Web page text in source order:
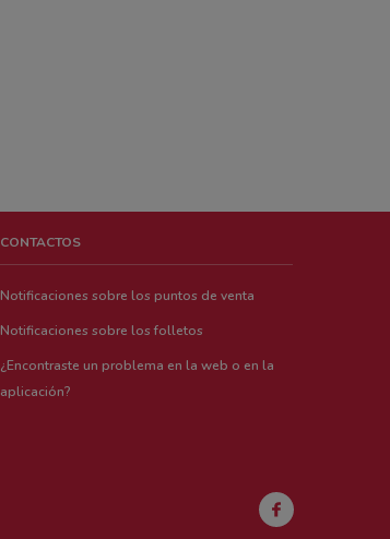
CONTACTOS
Notificaciones sobre los puntos de venta
Notificaciones sobre los folletos
¿Encontraste un problema en la web o en la
aplicación?